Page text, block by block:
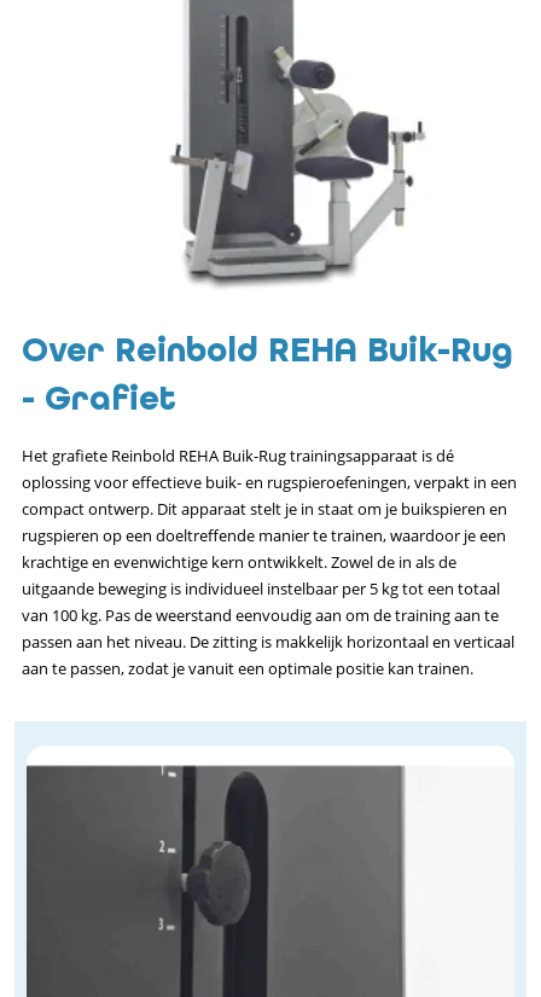
Over Reinbold REHA Buik-Rug
- Grafiet
Het grafiete Reinbold REHA Buik-Rug trainingsapparaat is dé
oplossing voor effectieve buik- en rugspieroefeningen, verpakt in een
compact ontwerp. Dit apparaat stelt je in staat om je buikspieren en
rugspieren op een doeltreffende manier te trainen, waardoor je een
krachtige en evenwichtige kern ontwikkelt. Zowel de in als de
uitgaande beweging is individueel instelbaar per 5 kg tot een totaal
van 100 kg. Pas de weerstand eenvoudig aan om de training aan te
passen aan het niveau. De zitting is makkelijk horizontaal en verticaal
aan te passen, zodat je vanuit een optimale positie kan trainen.